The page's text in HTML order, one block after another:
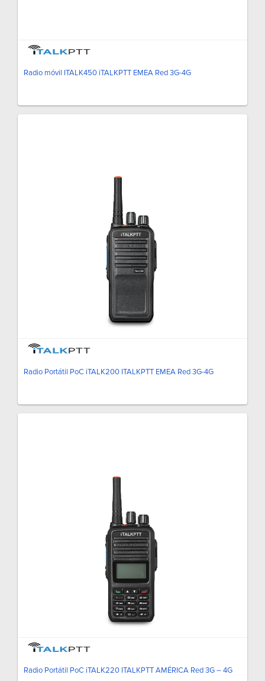
Radio móvil ITALK450 iTALKPTT EMEA Red 3G-4G
Radio Portátil PoC iTALK200 ITALKPTT EMEA Red 3G-4G
Radio Portátil PoC iTALK220 ITALKPTT AMÉRICA Red 3G – 4G